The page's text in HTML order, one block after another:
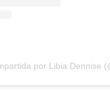
por Libia Dennise